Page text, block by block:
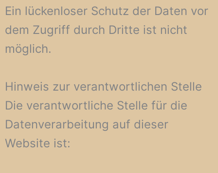
Ein lückenloser Schutz der Daten vor
dem Zugriff durch Dritte ist nicht
möglich.
Hinweis zur verantwortlichen Stelle
Die verantwortliche Stelle für die
Datenverarbeitung auf dieser
Website ist: